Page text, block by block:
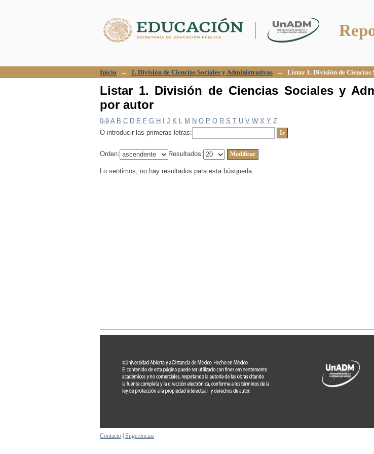
Inicio → 1. División de Ciencias Sociales y Administrativas → Listar 1. División de
Listar 1. División de Ciencias Sociales y
por autor
0-9 A B C D E F G H J K L M N O P Q R S T U V W X Y Z
O introducir las primeras letras:
Orden: Resultados:
Lo sentimos, no hay resultados para esta búsqueda.
Contacto Sugerencias